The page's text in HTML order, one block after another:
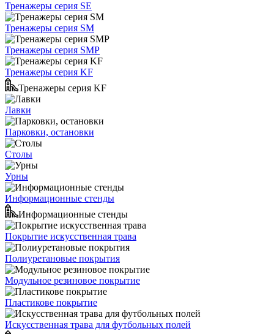
Тренажеры серия SE
Тренажеры серия SM
Тренажеры серия SMP
Тренажеры серия KF
Тренажеры серия KF
Лавки
Парковки, остановки
Столы
Урны
Информационные стенды
Информационные стенды
Покрытие искусственная трава
Полиуретановые покрытия
Модульное резиновое покрытие
Пластикове покрытие
Искусственная трава для футбольных полей